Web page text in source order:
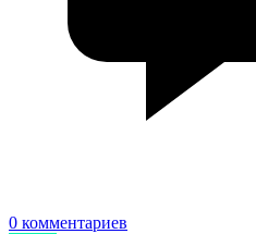
0 комментариев